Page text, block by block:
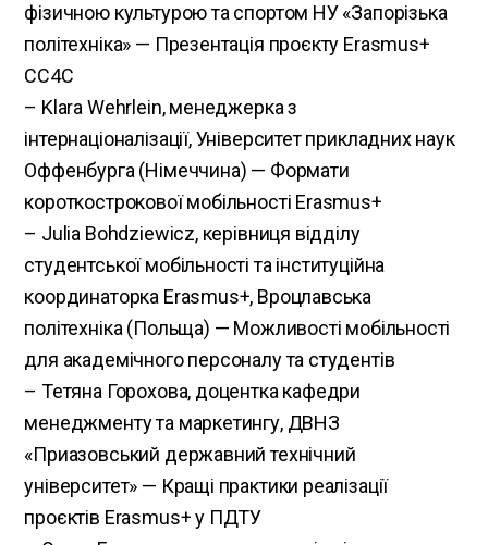
фізичною культурою та спортом НУ «Запорізька
політехніка» — Презентація проєкту Erasmus+
CC4C
– Klara Wehrlein, менеджерка з
інтернаціоналізації, Університет прикладних наук
Оффенбурга (Німеччина) — Формати
короткострокової мобільності Erasmus+
– Julia Bohdziewicz, керівниця відділу
студентської мобільності та інституційна
координаторка Erasmus+, Вроцлавська
політехніка (Польща) — Можливості мобільності
для академічного персоналу та студентів
– Тетяна Горохова, доцентка кафедри
менеджменту та маркетингу, ДВНЗ
«Приазовський державний технічний
університет» — Кращі практики реалізації
проєктів Erasmus+ у ПДТУ